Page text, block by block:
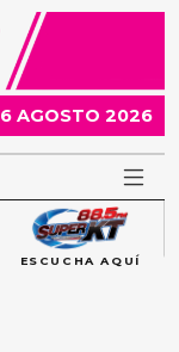
6 AGOSTO 2026
ESCUCHA AQUÍ